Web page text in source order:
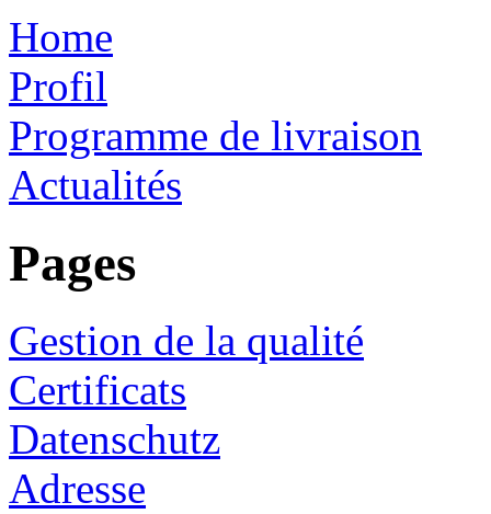
Home
Profil
Programme de livraison
Actualités
Pages
Gestion de la qualité
Certificats
Datenschutz
Adresse